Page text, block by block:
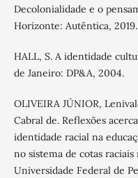
Decolonialidade e o
Horizonte: Autêntica, 2019.
HALL, S. A identidade
de Janeiro: DP&A, 2004.
OLIVEIRA JÚNIOR,
Cabral de. Reflexões
identidade racial na
no sistema de cotas
Universidade Federal de